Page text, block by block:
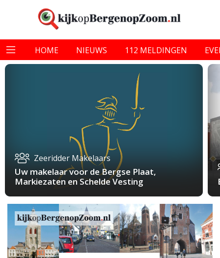
HOME NIEUWS 112 MELDINGEN
Zeeridder Makelaars
Uw makelaar voor de Bergse Plaat,
Markiezaten en Schelde Vesting